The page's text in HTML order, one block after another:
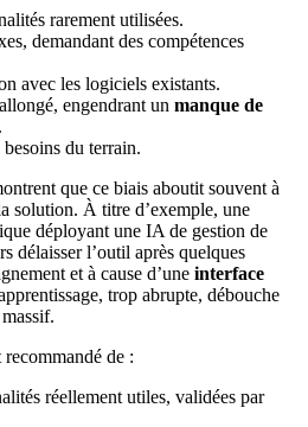
rarement utilisées.
demandant des compétences
avec les logiciels existants.
engendrant un manque de
besoins du terrain.
que ce biais aboutit souvent à
solution. À titre d’exemple, une
déployant une IA de gestion de
délaisser l’outil après quelques
et à cause d’une interface
trop abrupte, débouche
de :
réellement utiles, validées par